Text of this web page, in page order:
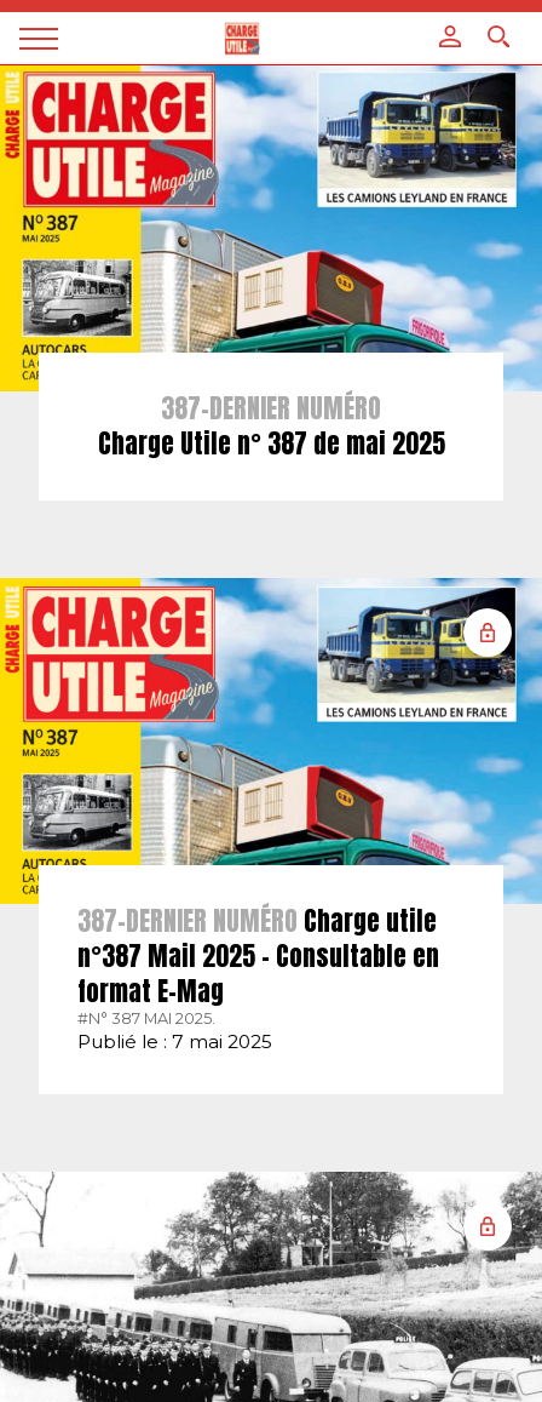
Magazine
Charge
utile
387-DERNIER NUMÉRO
Charge Utile n° 387 de mai 2025
387-DERNIER NUMÉRO Charge utile
n°387 Mail 2025 – Consultable en
format E-Mag
#N° 387 MAI 2025.
Publié le : 7 mai 2025
Panneau de gestion des cookies